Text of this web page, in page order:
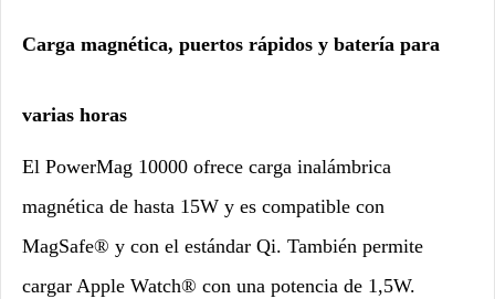
Carga magnética, puertos rápidos y batería para
varias horas
El PowerMag 10000 ofrece carga inalámbrica
magnética de hasta 15W y es compatible con
MagSafe® y con el estándar Qi. También permite
cargar Apple Watch® con una potencia de 1,5W.